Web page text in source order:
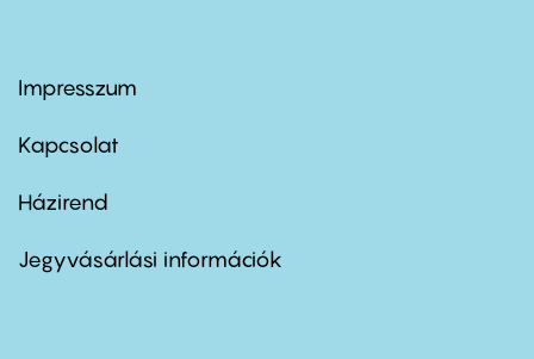
Footer
first
Impresszum
Kapcsolat
Footer
second
Házirend
Jegyvásárlási információk